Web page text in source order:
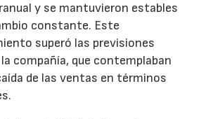
y se mantuvieron estables
constante. Este
superó las previsiones
compañía, que contemplaban
de las ventas en términos